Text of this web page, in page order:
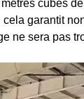
cubes de
garantit
ne sera pas